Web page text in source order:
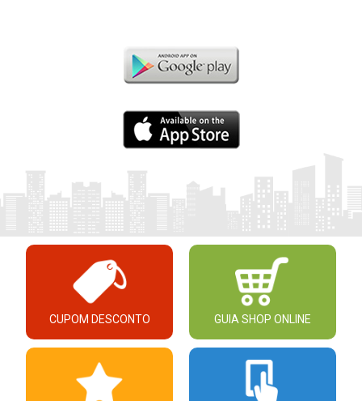
CUPOM DESCONTO GUIA SHOP ONLINE